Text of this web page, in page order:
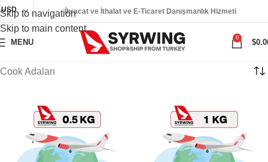
Skip to navigation
Skip to main content
USD İhracat ve İthalat ve E-Ticaret Danışmanlık Hizmeti
MENU
0
$
Cook Adaları